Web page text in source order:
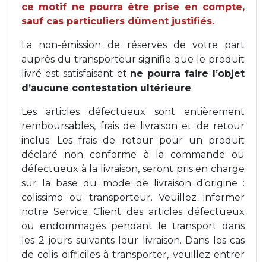
ce motif ne pourra être prise en compte,
sauf cas particuliers dûment justifiés.
La non-émission de réserves de votre part
auprès du transporteur signifie que le produit
livré est satisfaisant et ne pourra faire l’objet
d’aucune contestation ultérieure.
Les articles défectueux sont entièrement
remboursables, frais de livraison et de retour
inclus. Les frais de retour pour un produit
déclaré non conforme à la commande ou
défectueux à la livraison, seront pris en charge
sur la base du mode de livraison d’origine :
colissimo ou transporteur. Veuillez informer
notre Service Client des articles défectueux
ou endommagés pendant le transport dans
les 2 jours suivants leur livraison. Dans les cas
de colis difficiles à transporter, veuillez entrer